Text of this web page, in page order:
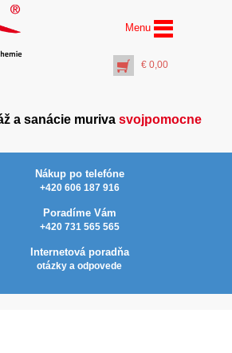
Menu
€ 0,00
a sanácie muriva svojpomocne
Nákup po telefóne
+420 606 187 916
Poradíme Vám
+420 731 565 565
Internetová poradňa
otázky a odpovede
AquaStop Cream®
Inject Activator (5 l)
€33,00